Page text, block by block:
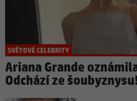
SVĚTOVÉ CELEBRITY
Ariana Grande
Odchází ze